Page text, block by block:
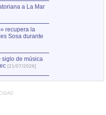
a La Mar
recupera la
Sosa durante
siglo de música
[21/07/2026]